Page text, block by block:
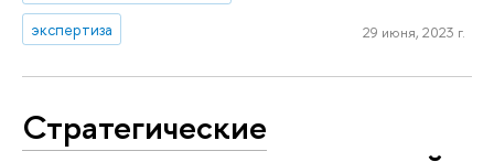
экспертиза
29 июня, 2023 г.
Стратегические